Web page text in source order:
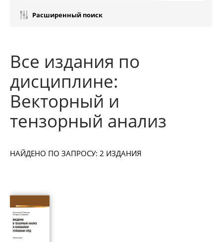
Расширенный поиск
Все издания по
дисциплине:
Векторный и
тензорный анализ
НАЙДЕНО ПО ЗАПРОСУ: 2 ИЗДАНИЯ